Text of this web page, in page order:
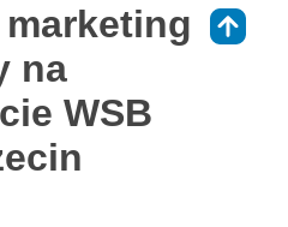
na
WSB